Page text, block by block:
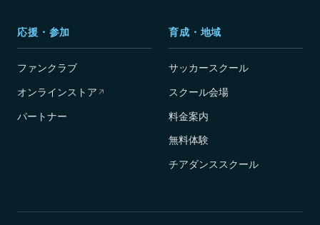
応援・参加
ファンクラブ
オンラインストア ↗
パートナー
育成・地域
サッカースクール
スクール会場
料金案内
無料体験
チアダンススクール